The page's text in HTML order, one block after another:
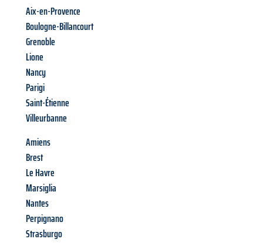
Aix-en-Provence
Boulogne-Billancourt
Grenoble
Lione
Nancy
Parigi
Saint-Étienne
Villeurbanne
Amiens
Brest
Le Havre
Marsiglia
Nantes
Perpignano
Strasburgo